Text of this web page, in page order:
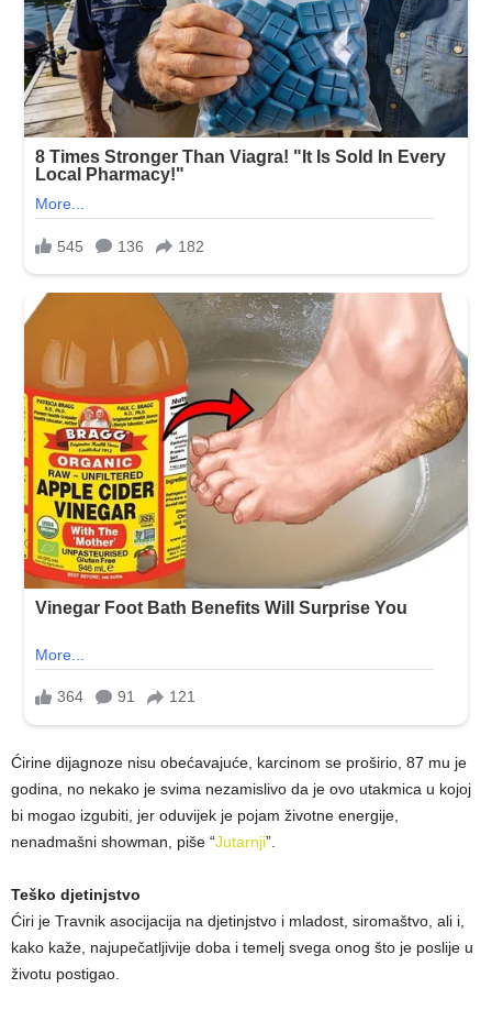
Ćirine dijagnoze nisu obećavajuće, karcinom se proširio, 87 mu je
godina, no nekako je svima nezamislivo da je ovo utakmica u kojoj
bi mogao izgubiti, jer oduvijek je pojam životne energije,
nenadmašni showman, piše “Jutarnji”.
Teško djetinjstvo
Ćiri je Travnik asocijacija na djetinjstvo i mladost, siromaštvo, ali i,
kako kaže, najupečatljivije doba i temelj svega onog što je poslije u
životu postigao.